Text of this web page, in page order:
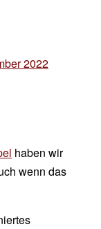
2022
haben wir
wenn das